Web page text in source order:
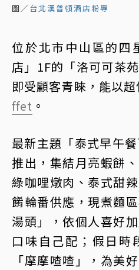
圖／台北漢普頓酒店粉專
位於北市中山區的四
店」1F的「洛可可茶
即受顧客青睞，能以
ffet 。
最新主題「泰式早午
推出，集結月亮蝦餅
綠咖哩燉肉、泰式甜辣
餚輪番供應，現煮麵
湯頭」，依個人喜好
口味自己配；假日時
「摩摩喳喳」，為美